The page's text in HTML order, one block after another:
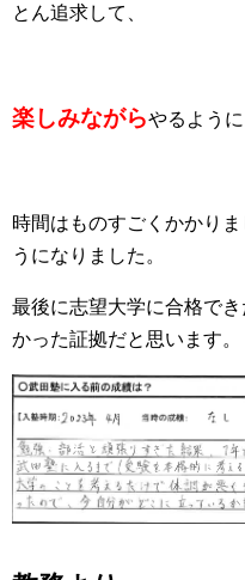
とん追求して、
楽しみながらやるように
時間はものすごくかかり
うになりました。
最後に志望大学に合格で
かった証拠だと思います。